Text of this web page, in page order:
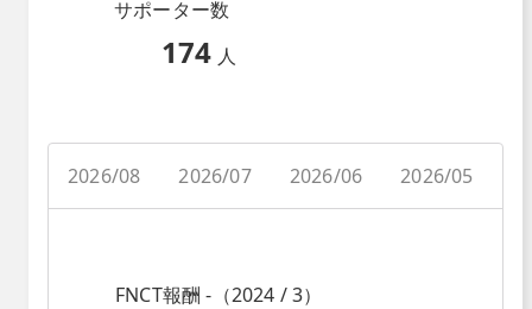
サポーター数
174 人
2026/08 2026/07 2026/06 2026/05
FNCT報酬 -（2024 / 3）